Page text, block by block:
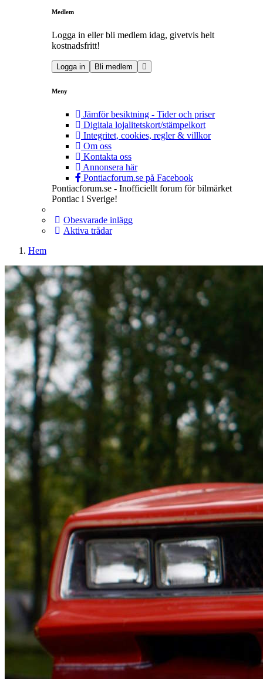
Medlem
Logga in eller bli medlem idag, givetvis helt
kostnadsfritt!
Logga in Bli medlem
Meny
Jämför besiktning - Tider och priser
Digitala lojalitetskort/stämpelkort
Integritet, cookies, regler & villkor
Om oss
Kontakta oss
Annonsera här
Pontiacforum.se på Facebook
Pontiacforum.se - Inofficiellt forum för bilmärket
Pontiac i Sverige!
Obesvarade inlägg
Aktiva trådar
Hem